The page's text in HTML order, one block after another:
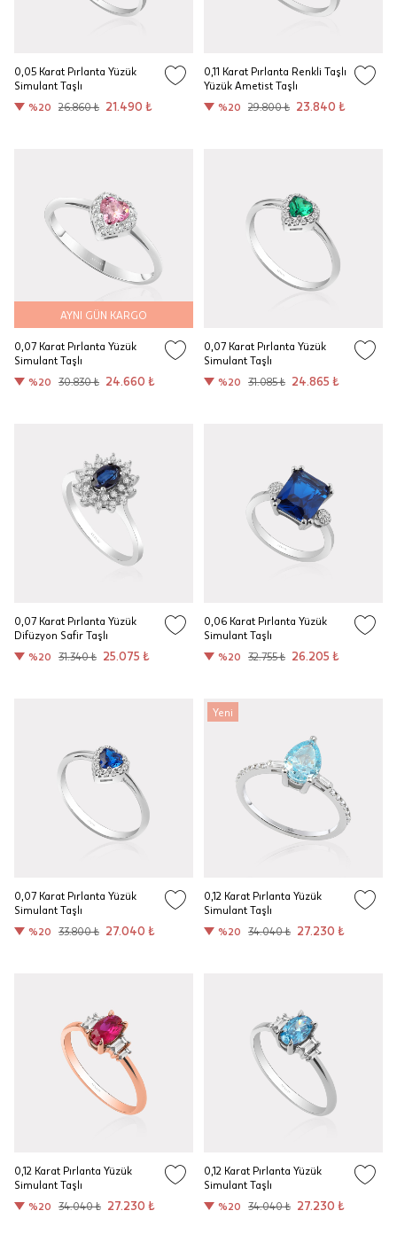
0,05 Karat Pırlanta Yüzük
Simulant Taşlı
%20
26.860 ₺ 21.490 ₺
0,11 Karat Pırlanta Renkli Taşlı
Yüzük Ametist Taşlı
%20
29.800 ₺ 23.840 ₺
AYNI GÜN KARGO
0,07 Karat Pırlanta Yüzük
Simulant Taşlı
%20
30.830 ₺ 24.660 ₺
0,07 Karat Pırlanta Yüzük
Simulant Taşlı
%20
31.085 ₺ 24.865 ₺
0,07 Karat Pırlanta Yüzük
Difüzyon Safir Taşlı
%20
31.340 ₺ 25.075 ₺
0,06 Karat Pırlanta Yüzük
Simulant Taşlı
%20
32.755 ₺ 26.205 ₺
0,07 Karat Pırlanta Yüzük
Simulant Taşlı
%20
33.800 ₺ 27.040 ₺
Yeni
0,12 Karat Pırlanta Yüzük
Simulant Taşlı
%20
34.040 ₺ 27.230 ₺
0,12 Karat Pırlanta Yüzük
Simulant Taşlı
%20
34.040 ₺ 27.230 ₺
0,12 Karat Pırlanta Yüzük
Simulant Taşlı
%20
34.040 ₺ 27.230 ₺